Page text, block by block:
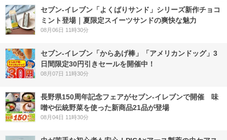
セブン‐イレブン「よくばりサンド」シリーズ新作チョコ
ミント登場｜夏限定スイーツサンドの爽快な魅力
08月06日 11時30分
セブン‐イレブン「からあげ棒」「アメリカンドッグ」3
日間限定30円引きセールを開催中！
08月07日 11時30分
長野県150周年記念フェアがセブン-イレブンで開催 味
噌や伝統野菜を使った新商品21品が登場
08月04日 11時30分